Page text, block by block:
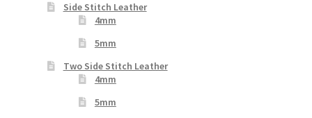
Side Stitch Leather
4mm
5mm
Two Side Stitch Leather
4mm
5mm